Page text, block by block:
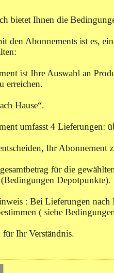
bietet Ihnen die
den Abonnements ist es,
ist Ihre Auswahl an
erreichen.
Hause“.
umfasst 4 Lieferungen:
Ihr
für die
Depotpunkte).
: Bei Lieferungen nach
( siehe
Ihr Verständnis.